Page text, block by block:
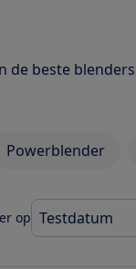
de beste
Powerblender
op